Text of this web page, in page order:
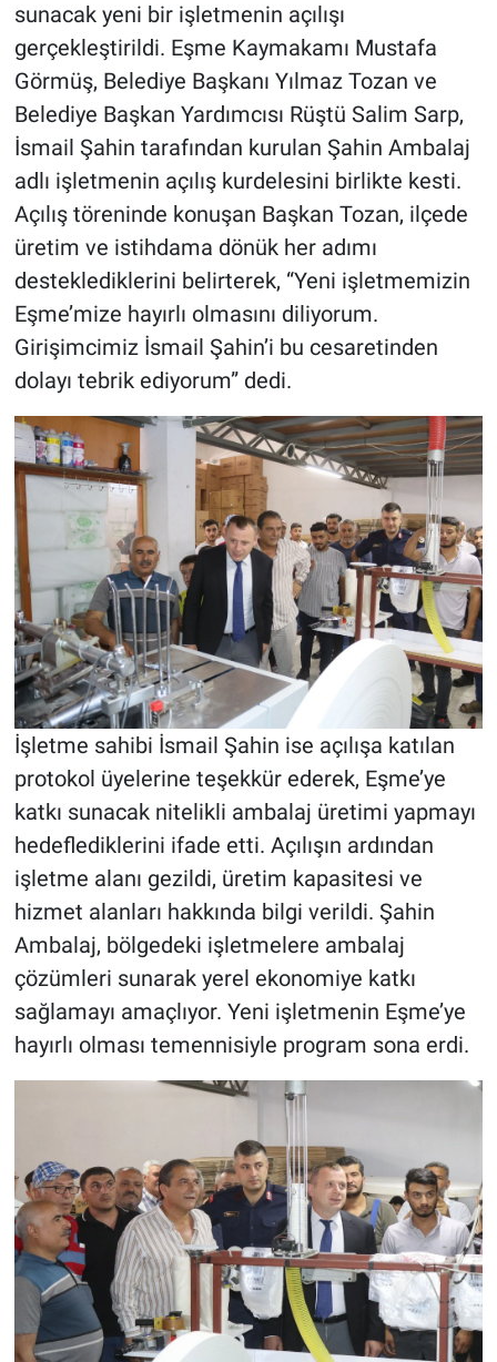
sunacak yeni bir işletmenin açılışı
gerçekleştirildi. Eşme Kaymakamı Mustafa
Görmüş, Belediye Başkanı Yılmaz Tozan ve
Belediye Başkan Yardımcısı Rüştü Salim Sarp,
İsmail Şahin tarafından kurulan Şahin Ambalaj
adlı işletmenin açılış kurdelesini birlikte kesti.
Açılış töreninde konuşan Başkan Tozan, ilçede
üretim ve istihdama dönük her adımı
desteklediklerini belirterek, “Yeni işletmemizin
Eşme’mize hayırlı olmasını diliyorum.
Girişimcimiz İsmail Şahin’i bu cesaretinden
dolayı tebrik ediyorum” dedi.
İşletme sahibi İsmail Şahin ise açılışa katılan
protokol üyelerine teşekkür ederek, Eşme’ye
katkı sunacak nitelikli ambalaj üretimi yapmayı
hedeflediklerini ifade etti. Açılışın ardından
işletme alanı gezildi, üretim kapasitesi ve
hizmet alanları hakkında bilgi verildi. Şahin
Ambalaj, bölgedeki işletmelere ambalaj
çözümleri sunarak yerel ekonomiye katkı
sağlamayı amaçlıyor. Yeni işletmenin Eşme’ye
hayırlı olması temennisiyle program sona erdi.